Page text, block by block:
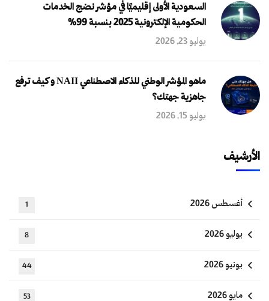
السعودية الأولى إقليميًا في مؤشر نضج الخدمات
الحكومية الإلكترونية 2025 بنسبة 99%
يوليو 23, 2026
ماهو المؤشر الوطني للذكاء الاصطناعي NAII و كيف ترفع
جاهزية جهتك؟
يوليو 15, 2026
الأرشيف
أغسطس 2026 1
يوليو 2026 8
يونيو 2026 44
مايو 2026 53